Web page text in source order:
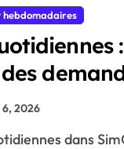
hebdomadaires
:
des
6, 2026